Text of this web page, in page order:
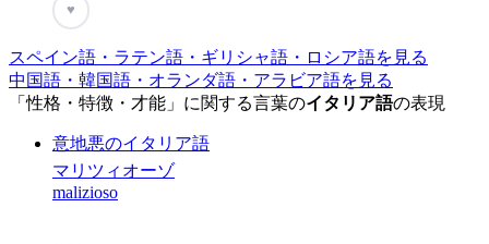
♥
スペイン語・ラテン語・ギリシャ語・ロシア語を見る
中国語・韓国語・オランダ語・アラビア語を見る
「性格・特徴・才能」に関する言葉のイタリア語の表現
意地悪のイタリア語
マリツィオーゾ
malizioso